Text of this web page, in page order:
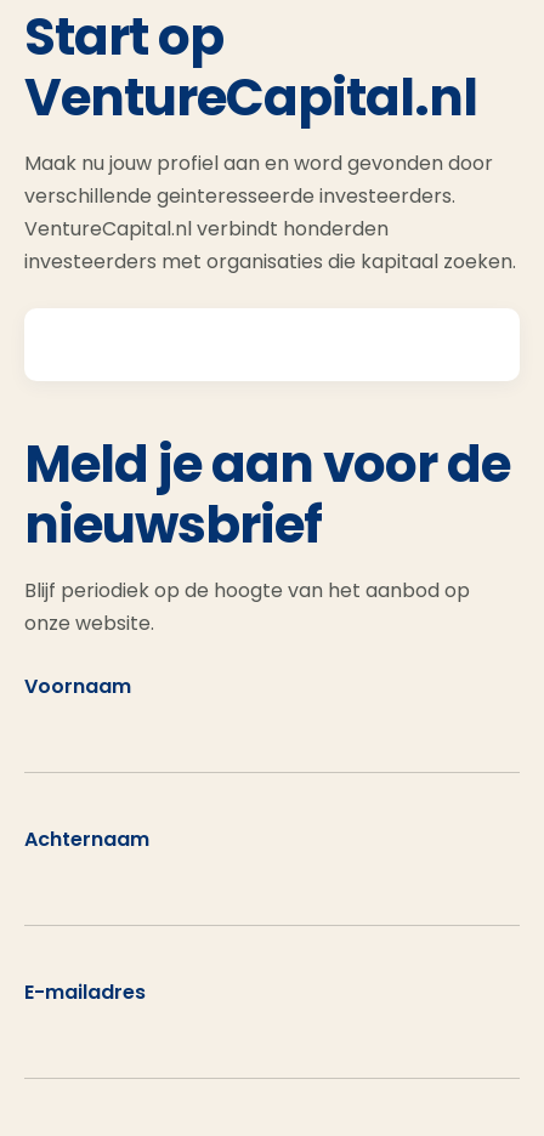
Start op
VentureCapital.nl
Maak nu jouw profiel aan en word gevonden door
verschillende geinteresseerde investeerders.
VentureCapital.nl verbindt honderden
investeerders met organisaties die kapitaal zoeken.
Meld je aan voor de
nieuwsbrief
Blijf periodiek op de hoogte van het aanbod op
onze website.
Voornaam
Achternaam
E-mailadres